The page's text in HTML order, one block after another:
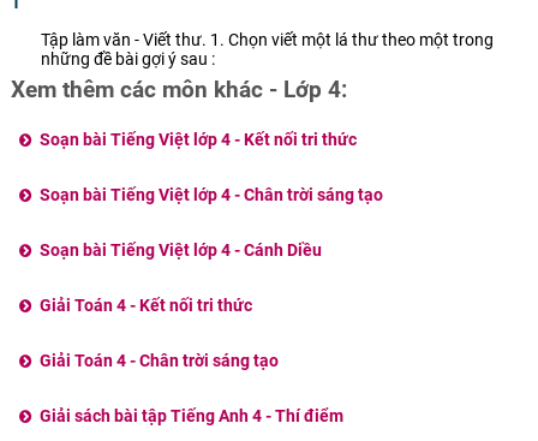
Tập làm văn - Viết thư. 1. Chọn viết một lá thư theo một trong
những đề bài gợi ý sau :
Xem thêm các môn khác - Lớp 4:
Soạn bài Tiếng Việt lớp 4 - Kết nối tri thức
Soạn bài Tiếng Việt lớp 4 - Chân trời sáng tạo
Soạn bài Tiếng Việt lớp 4 - Cánh Diều
Giải Toán 4 - Kết nối tri thức
Giải Toán 4 - Chân trời sáng tạo
Giải sách bài tập Tiếng Anh 4 - Thí điểm